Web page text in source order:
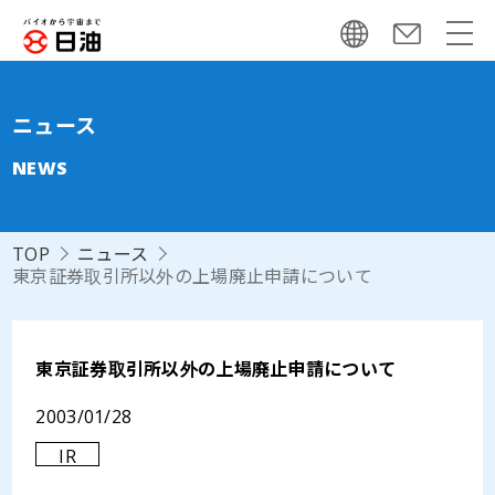
ニュース
NEWS
TOP
ニュース
東京証券取引所以外の上場廃止申請について
東京証券取引所以外の上場廃止申請について
2003/01/28
IR